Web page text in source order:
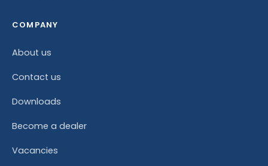
COMPANY
About us
Contact us
Downloads
Become a dealer
Vacancies